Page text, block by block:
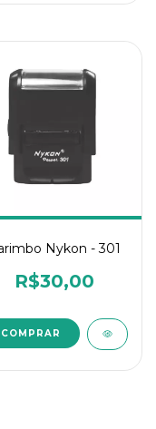
Nykon - 301
R$30,00